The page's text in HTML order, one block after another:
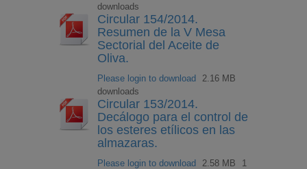
downloads
Circular 154/2014.
Resumen de la V Mesa
Sectorial del Aceite de
Oliva.
Please login to download
2.16 MB
downloads
Circular 153/2014.
Decálogo para el control de
los esteres etílicos en las
almazaras.
Please login to download 2.58 MB
1